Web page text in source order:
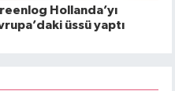
Hollanda’yı
üssü yaptı